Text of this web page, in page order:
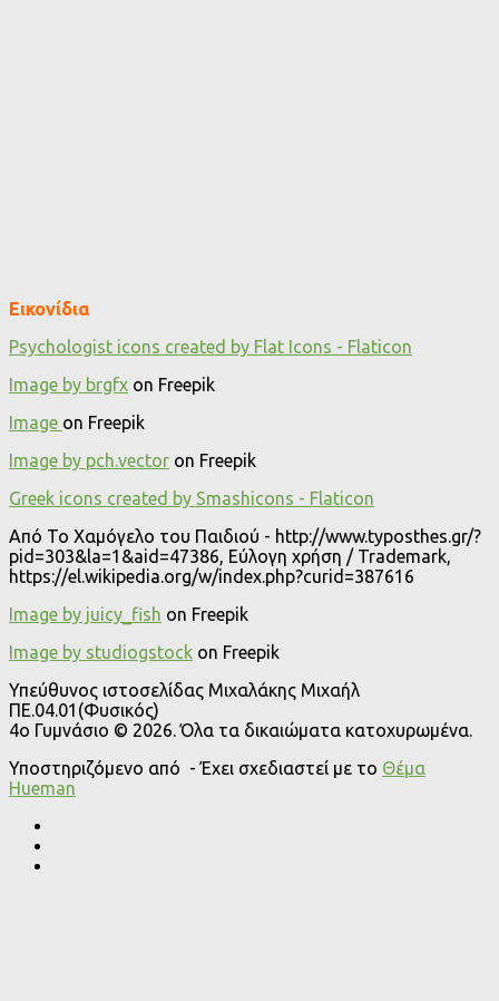
Εικονίδια
Psychologist icons created by Flat Icons - Flaticon
Image by brgfx on Freepik
Image on Freepik
Image by pch.vector on Freepik
Greek icons created by Smashicons - Flaticon
Από Το Χαμόγελο του Παιδιού - http://www.typosthes.gr/?
pid=303&la=1&aid=47386, Εύλογη χρήση / Trademark,
https://el.wikipedia.org/w/index.php?curid=387616
Image by juicy_fish on Freepik
Image by studiogstock on Freepik
Υπεύθυνος ιστοσελίδας Μιχαλάκης Μιχαήλ
ΠΕ.04.01(Φυσικός)
4o Γυμνάσιο © 2026. Όλα τα δικαιώματα κατοχυρωμένα.
Υποστηριζόμενο από - Έχει σχεδιαστεί με το Θέμα
Ηueman